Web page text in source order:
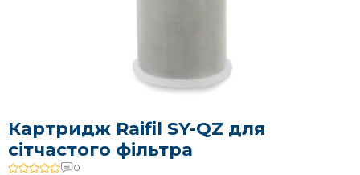
Картридж Raifil SY-QZ для
сітчастого фільтра
0